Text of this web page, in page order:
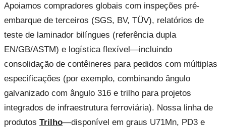
Apoiamos compradores globais com inspeções pré-
embarque de terceiros (SGS, BV, TÜV), relatórios de
teste de laminador bilíngues (referência dupla
EN/GB/ASTM) e logística flexível—incluindo
consolidação de contêineres para pedidos com múltiplas
especificações (por exemplo, combinando ângulo
galvanizado com ângulo 316 e trilho para projetos
integrados de infraestrutura ferroviária). Nossa linha de
produtos Trilho—disponível em graus U71Mn, PD3 e